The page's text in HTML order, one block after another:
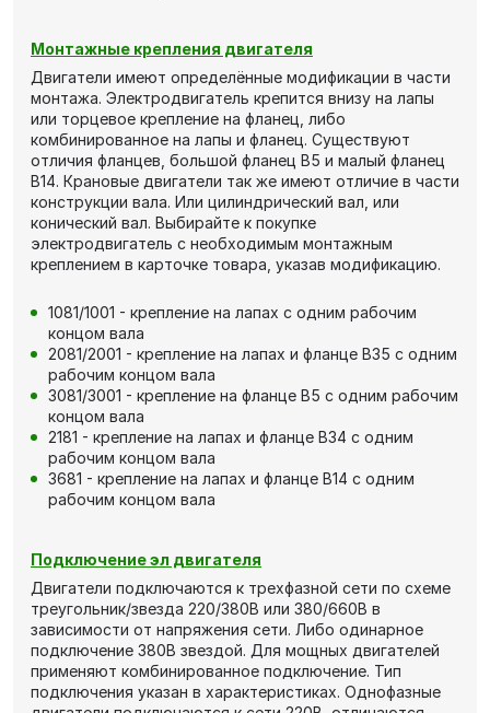
Монтажные крепления двигателя
Двигатели имеют определённые модификации в части
монтажа. Электродвигатель крепится внизу на лапы
или торцевое крепление на фланец, либо
комбинированное на лапы и фланец. Существуют
отличия фланцев, большой фланец В5 и малый фланец
В14. Крановые двигатели так же имеют отличие в части
конструкции вала. Или цилиндрический вал, или
конический вал. Выбирайте к покупке
электродвигатель с необходимым монтажным
креплением в карточке товара, указав модификацию.
1081/1001 - крепление на лапах с одним рабочим
концом вала
2081/2001 - крепление на лапах и фланце В35 с одним
рабочим концом вала
3081/3001 - крепление на фланце В5 с одним рабочим
концом вала
2181 - крепление на лапах и фланце В34 с одним
рабочим концом вала
3681 - крепление на лапах и фланце В14 с одним
рабочим концом вала
Подключение эл двигателя
Двигатели подключаются к трехфазной сети по схеме
треугольник/звезда 220/380В или 380/660В в
зависимости от напряжения сети. Либо одинарное
подключение 380В звездой. Для мощных двигателей
применяют комбинированное подключение. Тип
подключения указан в характеристиках. Однофазные